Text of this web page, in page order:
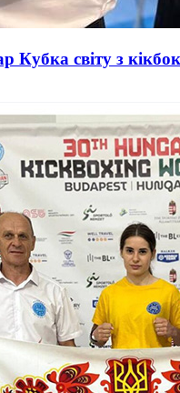
світу з